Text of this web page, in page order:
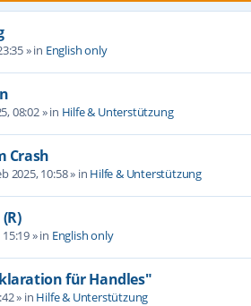
» in English only
08:02» in Hilfe & Unterstützung
Crash
2025, 10:58» in Hilfe & Unterstützung
15:19» in English only
für Handles"
» in Hilfe & Unterstützung